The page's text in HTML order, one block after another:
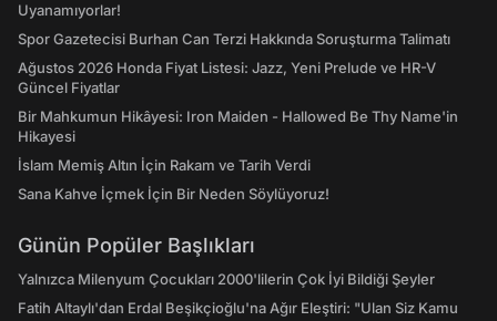
Uyanamıyorlar!
Spor Gazetecisi Burhan Can Terzi Hakkında Soruşturma Talimatı
Ağustos 2026 Honda Fiyat Listesi: Jazz, Yeni Prelude ve HR-V
Güncel Fiyatlar
Bir Mahkumun Hikâyesi: Iron Maiden - Hallowed Be Thy Name'in
Hikayesi
İslam Memiş Altın İçin Rakam ve Tarih Verdi
Sana Kahve İçmek İçin Bir Neden Söylüyoruz!
Günün Popüler Başlıkları
Yalnızca Milenyum Çocukları 2000'lilerin Çok İyi Bildiği Şeyler
Fatih Altaylı'dan Erdal Beşikçioğlu'na Ağır Eleştiri: "Ulan Siz Kamu